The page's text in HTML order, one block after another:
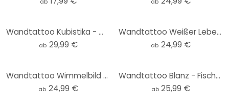
Wandtattoo Kubistika - Wintermorgen - Rund
ab 29,99 €
Wandtattoo Weißer Lebensbaum abstrakt - Grande - Rund
ab 24,99 €
Wandtattoo Wimmelbild Waldtiere - Kikki Belle - Rund
ab 24,99 €
Wandtattoo Blanz - Fische im Meer
ab 25,99 €